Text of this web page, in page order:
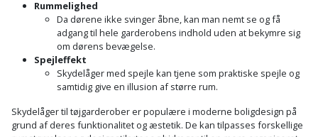
Hemsestige
Isolering
Komposit
terrassebrædder
Hæftepistol
hammer
Hammer
Høvl
skruemaskine
Borehammer
Boremaskinetilbehør
Detektor
Plæneklipper
Plæneklipper
tilbehør
Robotplæneklipper
Drivhus
Drivhustilbehør
Elartikler
Rummelighed
Da dørene ikke svinger åbne, kan man nemt se og få
adgang til hele garderobens indhold uden at bekymre sig
om dørens bevægelse.
Spejleffekt
Skydelåger med spejle kan tjene som praktiske spejle og
samtidig give en illusion af større rum.
Skydelåger til tøjgarderober er populære i moderne boligdesign på
grund af deres funktionalitet og æstetik. De kan tilpasses forskellige